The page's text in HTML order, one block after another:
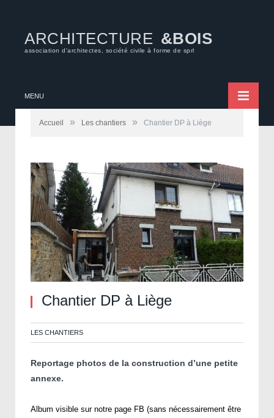
ARCHITECTURE &BOIS
association d'architectes, société civile à forme de sprl
MENU
Accueil » Les chantiers » Chantier DP à Liège
Chantier DP à Liège
LES CHANTIERS
Reportage photos de la construction d’une petite
annexe.
Album visible sur notre page FB (sans nécessairement être